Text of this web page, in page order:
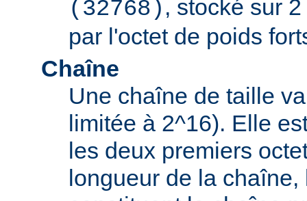
(32768) , stocké sur
par l'octet de poids
Chaîne
Une chaîne de taille
limitée à 2^16). Elle
les deux premiers
longueur de la